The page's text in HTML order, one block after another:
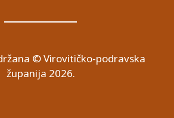
© Virovitičko-podravska
županija 2026.